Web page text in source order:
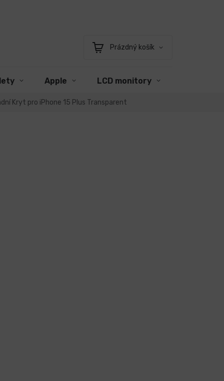
Nákupní
Prázdný košík
Apple LCD monitory
Kryt pro iPhone 15 Plus Transparent